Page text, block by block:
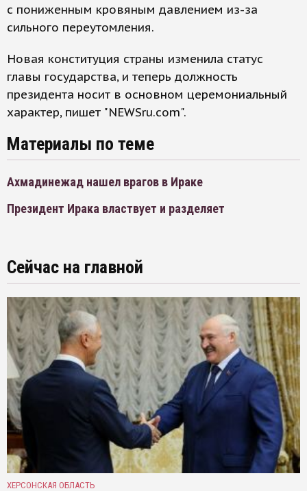
с пониженным кровяным давлением из-за
сильного переутомления.
Новая конституция страны изменила статус
главы государства, и теперь должность
президента носит в основном церемониальный
характер, пишет "NEWSru.com".
Материалы по теме
Ахмадинежад нашел врагов в Ираке
Президент Ирака властвует и разделяет
Сейчас на главной
ХЕРСОНСКАЯ ОБЛАСТЬ